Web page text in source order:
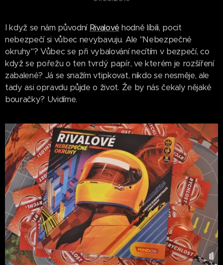
I když se nám původní Rivalové hodně líbili, pocit
nebezpečí si vůbec nevybavuju. Ale "Nebezpečné
okruhy"? Vůbec se při vybalování necítím v bezpečí, co
když se pořežu o ten tvrdý papír, ve kterém je rozšíření
zabalené? Já se snažím vtipkovat, nikdo se nesměje, ale
tady asi opravdu půjde o život. Že by nás čekaly nějaké
bouračky? Uvidíme.